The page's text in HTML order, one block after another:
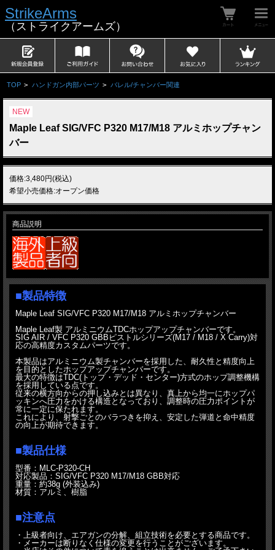
StrikeArms
（ストライクアームズ）
TOP > ハンドガン内部パーツ > バレル/チャンバー関連
NEW
Maple Leaf SIG/VFC P320 M17/M18 アルミホップチャン
バー
価格:3,480円(税込)
希望小売価格:オープン価格
商品説明
■製品特徴
Maple Leaf SIG/VFC P320 M17/M18 アルミホップチャンバー
Maple Leaf製 アルミニウムTDCホップアップチャンバーです。
SIG AIR / VFC P320 GBBピストルシリーズ(M17 / M18 / X Carry)対
応の高精度カスタムパーツです。
本製品はアルミニウム製チャンバーを採用した、耐久性と精度向上
を目的としたホップアップチャンバーです。
最大の特徴はTDC(トップ・デッド・センター)方式のホップ調整機構
を採用している点です。
従来の横方向からの押し込みとは異なり、真上から均一にホップパ
ッキンへ圧力をかける構造となっており、調整時の圧力ポイントが
常に一定に保たれます。
これにより、射撃ごとのバラつきを抑え、安定した弾道と命中精度
の向上が期待できます。
■製品仕様
型番：MLC-P320-CH
対応製品：SIG/VFC P320 M17/M18 GBB対応
重量：約38g (外装込み)
材質：アルミ、樹脂
■注意点
・上級者向け、エアガンの分解、組立技術を必要とする商品です。
・メーカーは断りなく仕様の変更を行うことがございます。